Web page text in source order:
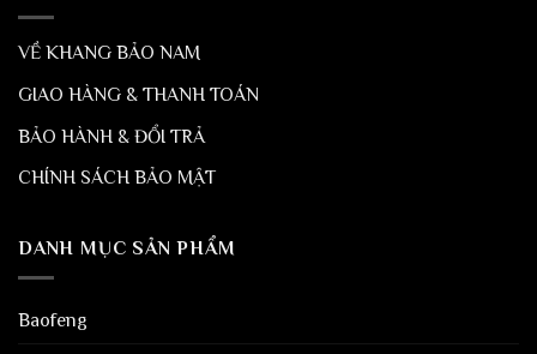
VỀ KHANG BẢO NAM
GIAO HÀNG & THANH TOÁN
BẢO HÀNH & ĐỔI TRẢ
CHÍNH SÁCH BẢO MẬT
DANH MỤC SẢN PHẨM
Baofeng